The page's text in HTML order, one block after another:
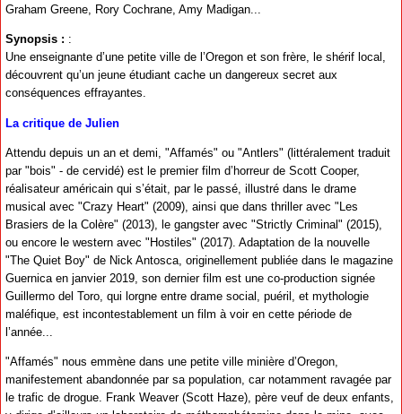
Graham Greene, Rory Cochrane, Amy Madigan...
Synopsis : :
Une enseignante d’une petite ville de l’Oregon et son frère, le shérif local,
découvrent qu’un jeune étudiant cache un dangereux secret aux
conséquences effrayantes.
La critique de Julien
Attendu depuis un an et demi, "Affamés" ou "Antlers" (littéralement traduit
par "bois" - de cervidé) est le premier film d’horreur de Scott Cooper,
réalisateur américain qui s’était, par le passé, illustré dans le drame
musical avec "Crazy Heart" (2009), ainsi que dans thriller avec "Les
Brasiers de la Colère" (2013), le gangster avec "Strictly Criminal" (2015),
ou encore le western avec "Hostiles" (2017). Adaptation de la nouvelle
"The Quiet Boy" de Nick Antosca, originellement publiée dans le magazine
Guernica en janvier 2019, son dernier film est une co-production signée
Guillermo del Toro, qui lorgne entre drame social, puéril, et mythologie
maléfique, est incontestablement un film à voir en cette période de
l’année...
"Affamés" nous emmène dans une petite ville minière d’Oregon,
manifestement abandonnée par sa population, car notamment ravagée par
le trafic de drogue. Frank Weaver (Scott Haze), père veuf de deux enfants,